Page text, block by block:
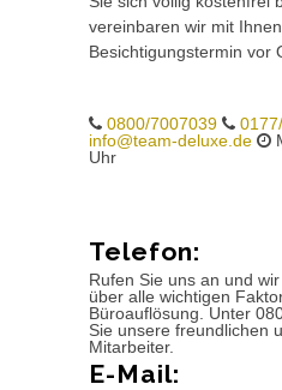
vereinbaren wir mit
Besichtigungstermin vor
0800/7007039
info@team-deluxe.de
Uhr
Telefon:
Rufen Sie uns an und
über alle wichtigen
Büroauflösung. Unter
Sie unsere freundlichen
Mitarbeiter.
E-Mail: